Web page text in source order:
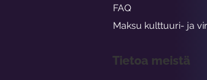
FAQ
Maksu kulttuuri- ja
Tietoa meistä